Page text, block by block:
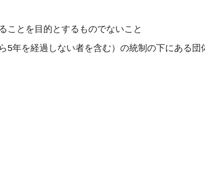
とを目的とするものでないこと
年を経過しない者を含む）の統制の下にある団